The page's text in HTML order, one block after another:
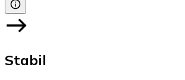
Stabil